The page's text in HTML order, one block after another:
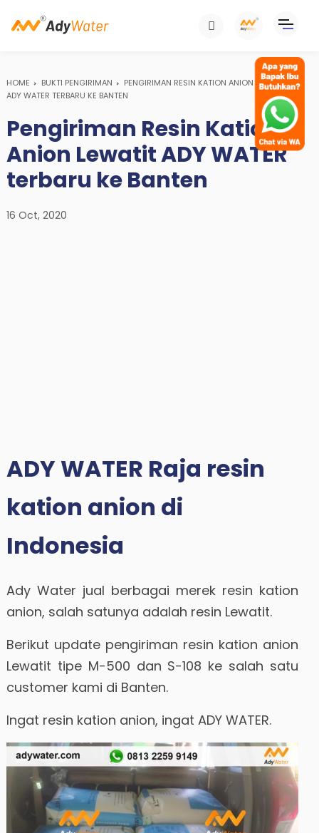
HOME BUKTI PENGIRIMAN
PENGIRIMAN RESIN KATION ANION LEWATIT
ADY WATER TERBARU KE BANTEN
Pengiriman Resin Kation
Anion Lewatit ADY WATER
terbaru ke Banten
16 Oct, 2020
ADY WATER Raja resin
kation anion di
Indonesia
Ady Water jual berbagai merek resin kation
anion, salah satunya adalah resin Lewatit.
Berikut update pengiriman resin kation anion
Lewatit tipe M-500 dan S-108 ke salah satu
customer kami di Banten.
Ingat resin kation anion, ingat ADY WATER.